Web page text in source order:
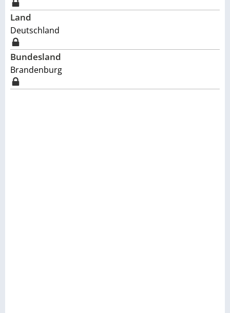
Land
Deutschland
Bundesland
Brandenburg